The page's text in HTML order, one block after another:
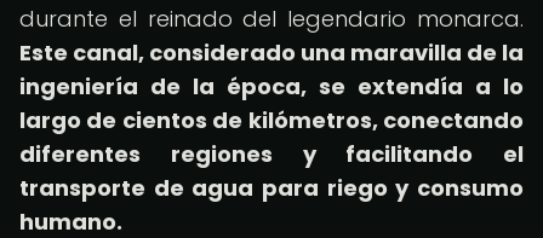
durante el reinado del legendario monarca.
Este canal, considerado una maravilla de la
ingeniería de la época, se extendía a lo
largo de cientos de kilómetros, conectando
diferentes regiones y facilitando el
transporte de agua para riego y consumo
humano.